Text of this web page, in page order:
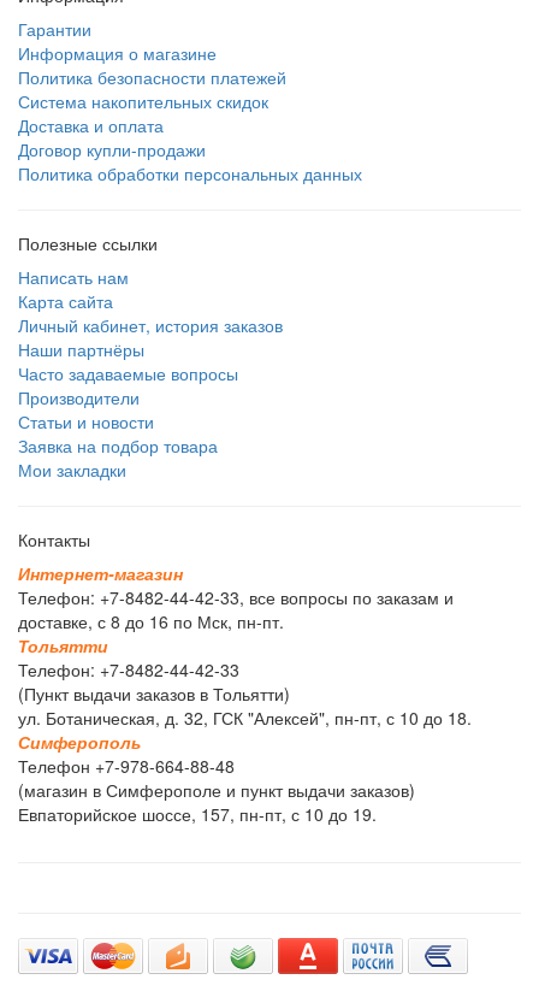
Гарантии
Информация о магазине
Политика безопасности платежей
Система накопительных скидок
Доставка и оплата
Договор купли-продажи
Политика обработки персональных данных
Полезные ссылки
Написать нам
Карта сайта
Личный кабинет, история заказов
Наши партнёры
Часто задаваемые вопросы
Производители
Статьи и новости
Заявка на подбор товара
Мои закладки
Контакты
Интернет-магазин
Телефон: +7-8482-44-42-33, все вопросы по заказам и
доставке, с 8 до 16 по Мск, пн-пт.
Тольятти
Телефон: +7-8482-44-42-33
(Пункт выдачи заказов в Тольятти)
ул. Ботаническая, д. 32, ГСК "Алексей", пн-пт, с 10 до 18.
Симферополь
Телефон +7-978-664-88-48
(магазин в Симферополе и пункт выдачи заказов)
Евпаторийское шоссе, 157, пн-пт, с 10 до 19.